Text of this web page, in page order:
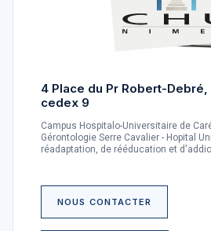
4 Place du Pr Robert-
cedex 9
Campus Hospitalo-Universitaire de
Gérontologie Serre Cavalier - Hopital
réadaptation, de rééducation et
NOUS CONTACTER